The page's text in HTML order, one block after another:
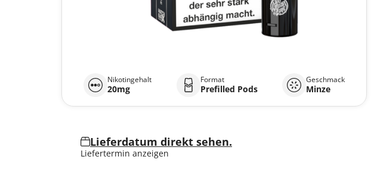
Nikotingehalt
20mg
Format
Prefilled Pods
Geschmack
Minze
Lieferdatum direkt sehen.
Liefertermin anzeigen